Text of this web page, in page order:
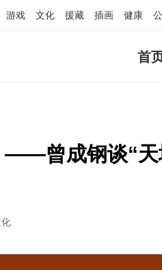
游戏 文化 援藏 插画 健康
首
——曾成钢谈“天